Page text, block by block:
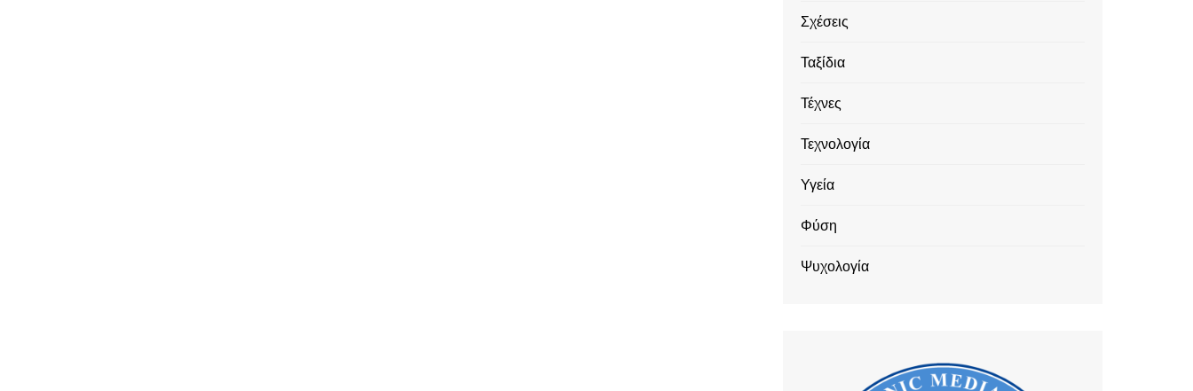
Σχέσεις
Ταξίδια
Τέχνες
Τεχνολογία
Υγεία
Φύση
Ψυχολογία